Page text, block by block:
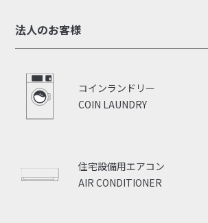
法人のお客様
COIN LAUNDRY
コインランドリー
AIR CONDITIONER
住宅設備用エアコン